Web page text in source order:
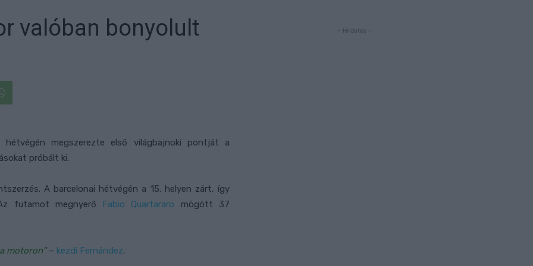
valóban bonyolult
megszerezte első világbajnoki pontját a
próbált ki.
A barcelonai hétvégén a 15. helyen zárt, így
futamot megnyerő
Fabio Quartararo mögött 37
motoron”– kezdi Fernández.
- Hirdetés -